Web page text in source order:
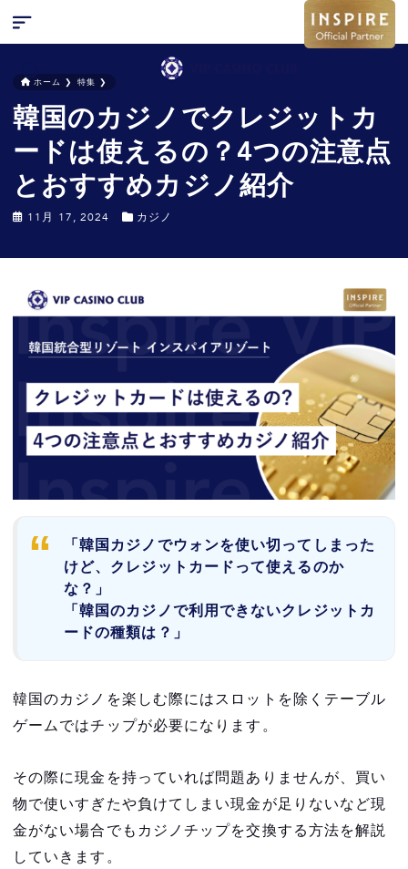
キャンペーン
お問い合わせ
特集
検索
ホーム ❯ 特集 ❯
韓国のカジノでクレジットカ
ードは使えるの？4つの注意点
とおすすめカジノ紹介
11月 17, 2024 カジノ
「韓国カジノでウォンを使い切ってしまった
けど、クレジットカードって使えるのか
な？」
「韓国のカジノで利用できないクレジットカ
ードの種類は？」
韓国のカジノを楽しむ際にはスロットを除くテーブル
ゲームではチップが必要になります。
その際に現金を持っていれば問題ありませんが、買い
物で使いすぎたや負けてしまい現金が足りないなど現
金がない場合でもカジノチップを交換する方法を解説
していきます。